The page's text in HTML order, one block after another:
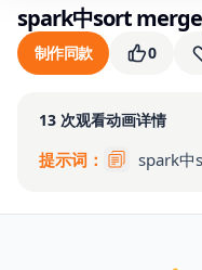
spark中sort
制作同款 0
13 次观看动画详情
提示词： spark中